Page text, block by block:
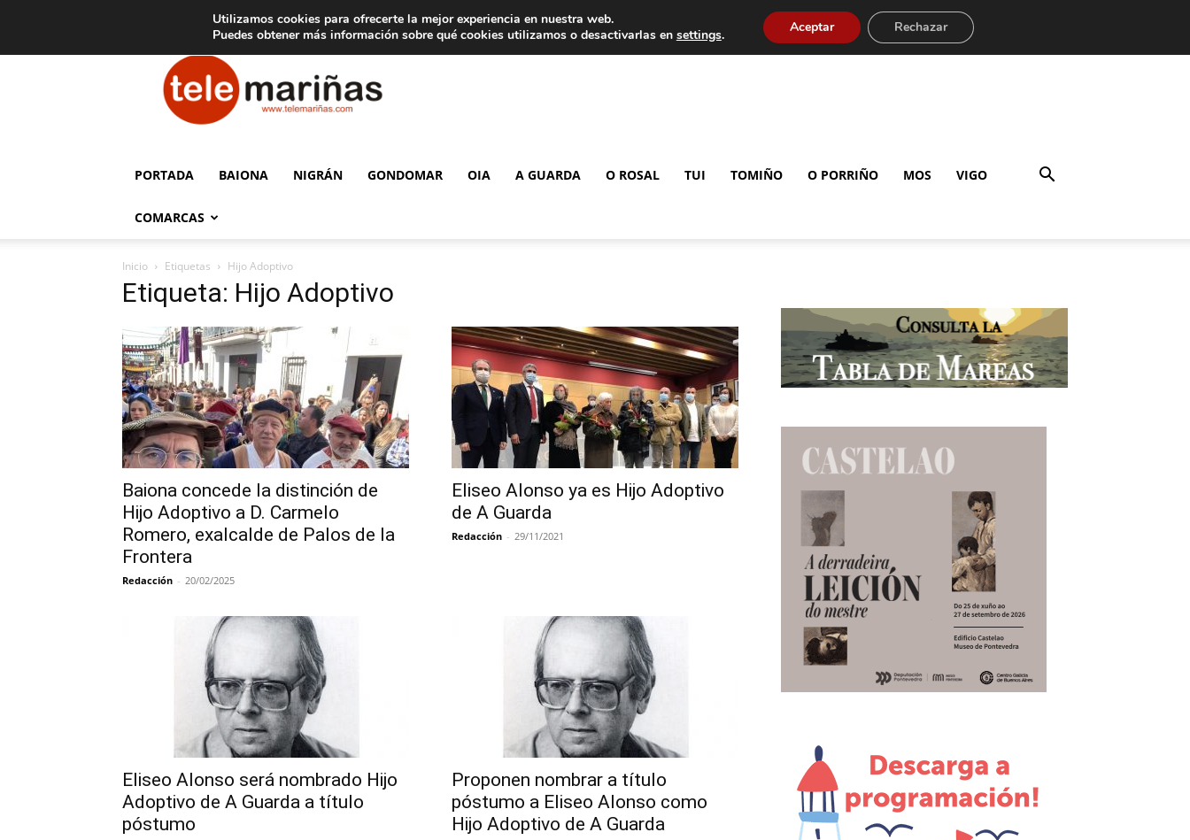
Aviso legal Tarifas de publicidad
Telemariñas
PORTADA BAIONA NIGRÁN GONDOMAR OIA A GUARDA O ROSAL TUI TOMIÑO O PORRIÑO MOS VIGO
COMARCAS
Inicio Etiquetas Hijo Adoptivo
Etiqueta: Hijo Adoptivo
Baiona concede la distinción de
Hijo Adoptivo a D. Carmelo
Romero, exalcalde de Palos de la
Frontera
Redacción - 20/02/2025
Eliseo Alonso ya es Hijo Adoptivo
de A Guarda
Redacción - 29/11/2021
Eliseo Alonso será nombrado Hijo
Adoptivo de A Guarda a título
póstumo
Proponen nombrar a título
póstumo a Eliseo Alonso como
Hijo Adoptivo de A Guarda
Utilizamos cookies para ofrecerte la mejor experiencia en nuestra web.
Puedes obtener más información sobre qué cookies utilizamos o desactivarlas en settings. Aceptar Rechazar